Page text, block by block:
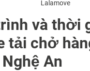
Lalamove
và thời
tải chở
An